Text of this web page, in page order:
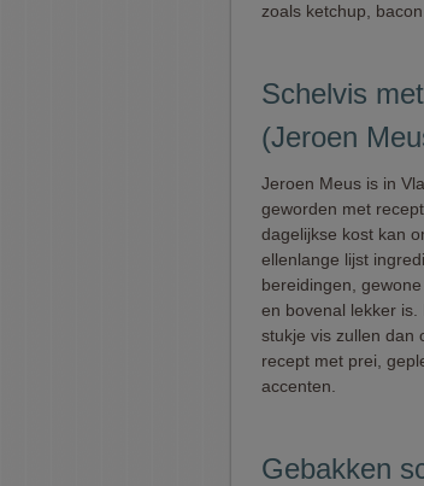
zoals ketchup,
Schelvis
(Jeroen
Jeroen Meus is in
geworden met
dagelijkse kost kan
ellenlange lijst
bereidingen,
en bovenal lekker
stukje vis zullen dan
recept met prei,
accenten.
Gebakken